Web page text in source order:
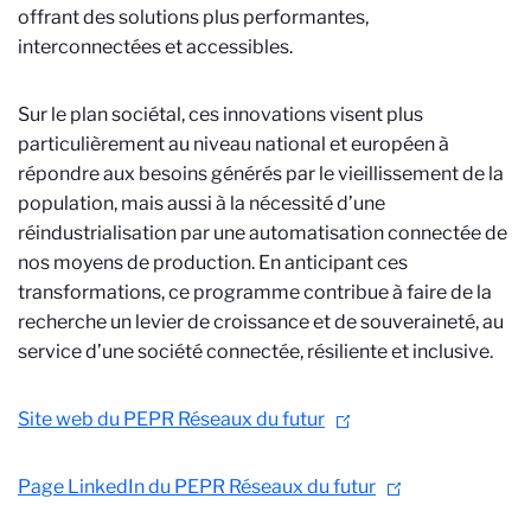
offrant des solutions plus performantes,
interconnectées et accessibles.
Sur le plan sociétal, ces innovations visent plus
particulièrement au niveau national et européen à
répondre aux besoins générés par le vieillissement de la
population, mais aussi à la nécessité d’une
réindustrialisation par une automatisation connectée de
nos moyens de production. En anticipant ces
transformations, ce programme contribue à faire de la
recherche un levier de croissance et de souveraineté, au
service d’une société connectée, résiliente et inclusive.
Site web du PEPR Réseaux du futur
Page LinkedIn du PEPR Réseaux du futur